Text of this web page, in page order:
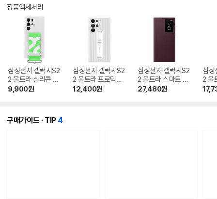
정품액세서리
삼성전자 갤럭시S2
2 울트라 실리콘 커
버 with 스트랩 EF-
9,900원
삼성전자 갤럭시S2
2 울트라 프로텍티
브 스탠딩 커버 케
12,400원
삼성전자 갤럭시S2
2 울트라 스마트 클
리어뷰 커버 케이스
27,480원
삼성
2 울
버
구매가이드 · TIP 4개